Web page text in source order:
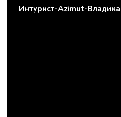
Интурист-Azimut-